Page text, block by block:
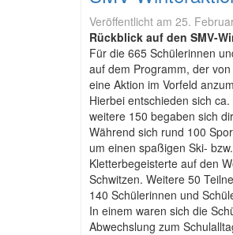
Veröffentlicht am 25.
Rückblick auf den SMV-
Für die 665 Schülerinnen
auf dem Programm, der
eine Aktion im Vorfeld
Hierbei entschieden sich
weitere 150 begaben sich
Während sich rund 100
um einen spaßigen Ski-
Kletterbegeisterte auf den
Schwitzen. Weitere 50
140 Schülerinnen und
In einem waren sich die
Abwechslung zum